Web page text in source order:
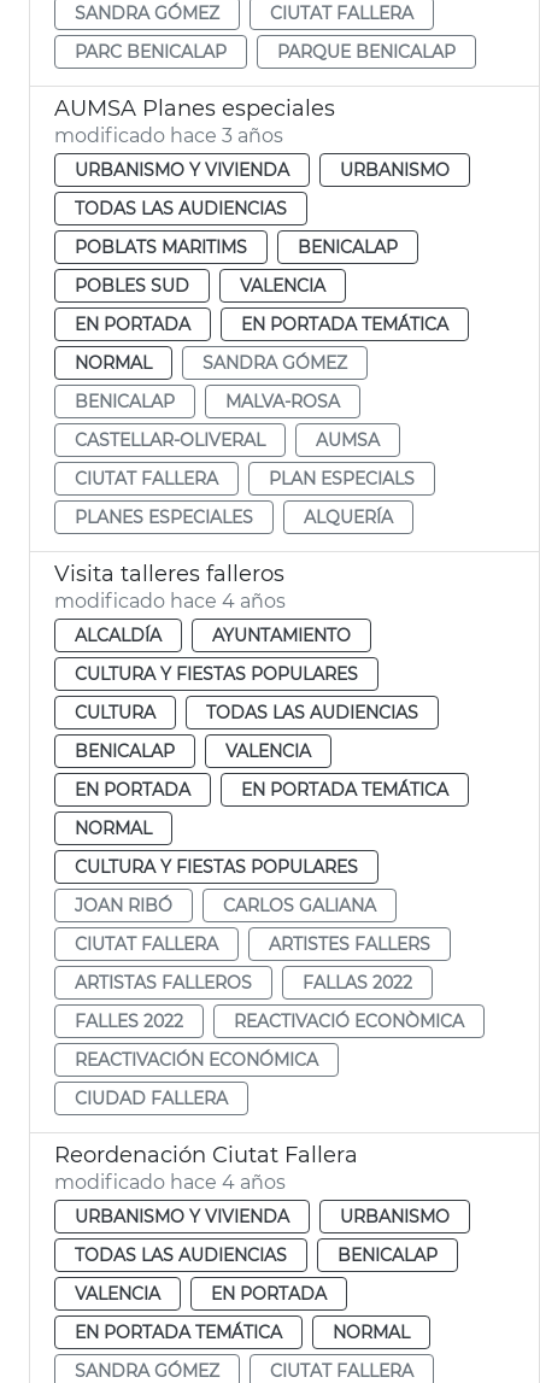
SANDRA GÓMEZ
CIUTAT FALLERA
PARC BENICALAP
PARQUE BENICALAP
AUMSA Planes especiales
modificado hace 3 años
URBANISMO Y VIVIENDA
URBANISMO
TODAS LAS AUDIENCIAS
POBLATS MARITIMS
BENICALAP
POBLES SUD
VALENCIA
EN PORTADA
EN PORTADA TEMÁTICA
NORMAL
SANDRA GÓMEZ
BENICALAP
MALVA-ROSA
CASTELLAR-OLIVERAL
AUMSA
CIUTAT FALLERA
PLAN ESPECIALS
PLANES ESPECIALES
ALQUERÍA
Visita talleres falleros
modificado hace 4 años
ALCALDÍA
AYUNTAMIENTO
CULTURA Y FIESTAS POPULARES
CULTURA
TODAS LAS AUDIENCIAS
BENICALAP
VALENCIA
EN PORTADA
EN PORTADA TEMÁTICA
NORMAL
CULTURA Y FIESTAS POPULARES
JOAN RIBÓ
CARLOS GALIANA
CIUTAT FALLERA
ARTISTES FALLERS
ARTISTAS FALLEROS
FALLAS 2022
FALLES 2022
REACTIVACIÓ ECONÒMICA
REACTIVACIÓN ECONÓMICA
CIUDAD FALLERA
Reordenación Ciutat Fallera
modificado hace 4 años
URBANISMO Y VIVIENDA
URBANISMO
TODAS LAS AUDIENCIAS
BENICALAP
VALENCIA
EN PORTADA
EN PORTADA TEMÁTICA
NORMAL
SANDRA GÓMEZ
CIUTAT FALLERA